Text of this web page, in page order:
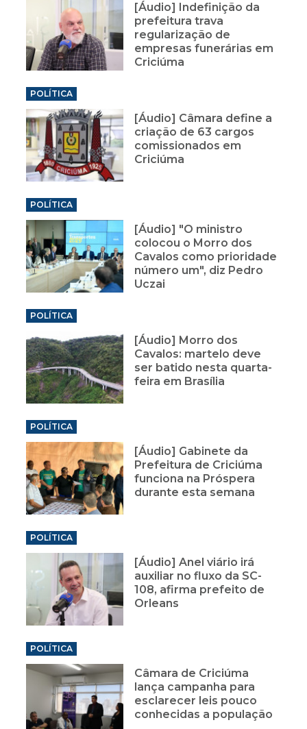
[Áudio] Indefinição da
prefeitura trava
regularização de
empresas funerárias em
Criciúma
POLÍTICA
[Áudio] Câmara define a
criação de 63 cargos
comissionados em
Criciúma
POLÍTICA
[Áudio] "O ministro
colocou o Morro dos
Cavalos como prioridade
número um", diz Pedro
Uczai
POLÍTICA
[Áudio] Morro dos
Cavalos: martelo deve
ser batido nesta quarta-
feira em Brasília
POLÍTICA
[Áudio] Gabinete da
Prefeitura de Criciúma
funciona na Próspera
durante esta semana
POLÍTICA
[Áudio] Anel viário irá
auxiliar no fluxo da SC-
108, afirma prefeito de
Orleans
POLÍTICA
Câmara de Criciúma
lança campanha para
esclarecer leis pouco
conhecidas a população